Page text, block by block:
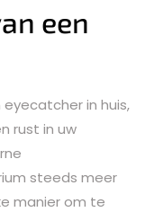
een
in huis,
rust in uw
steeds meer
manier om te